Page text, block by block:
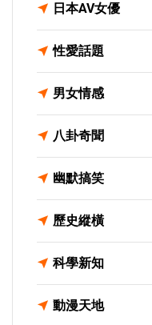
日本AV女優
性愛話題
男女情感
八卦奇聞
幽默搞笑
歷史縱橫
科學新知
動漫天地